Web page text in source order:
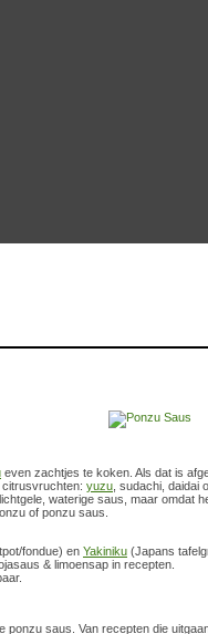
even zachtjes te koken. Als dat is
yuzu , sudachi, daidai
waterige saus, maar omdat
of ponzu saus.
fondue) en Yakiniku (Japans
& limoensap in recepten.
ponzu saus. Van recepten die